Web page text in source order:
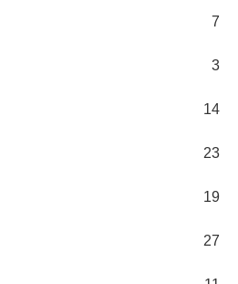
7
3
14
23
19
27